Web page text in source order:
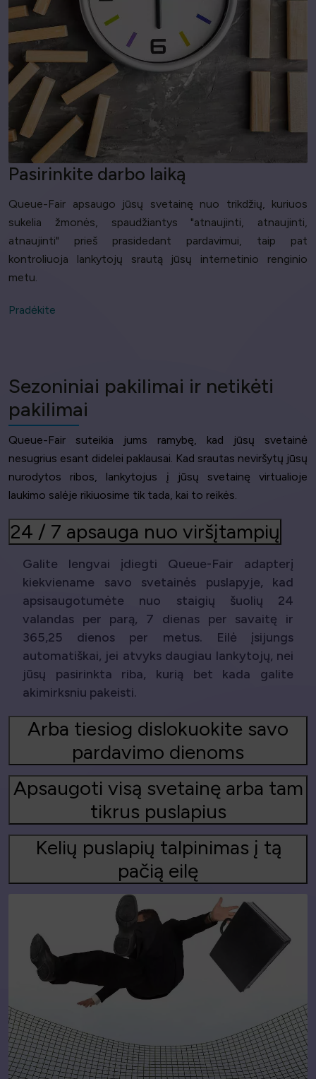
Pasirinkite darbo laiką
Queue-Fair apsaugo jūsų svetainę nuo trikdžių, kuriuos
sukelia žmonės, spaudžiantys "atnaujinti, atnaujinti,
atnaujinti" prieš prasidedant pardavimui, taip pat
kontroliuoja lankytojų srautą jūsų internetinio renginio
metu.
Pradėkite
Sezoniniai pakilimai ir netikėti
pakilimai
Queue-Fair suteikia jums ramybę, kad jūsų svetainė
nesugrius esant didelei paklausai. Kad srautas neviršytų jūsų
nurodytos ribos, lankytojus į jūsų svetainę virtualioje
laukimo salėje rikiuosime tik tada, kai to reikės.
24 / 7 apsauga nuo viršįtampių
Galite lengvai įdiegti Queue-Fair adapterį
kiekviename savo svetainės puslapyje, kad
apsisaugotumėte nuo staigių šuolių 24
valandas per parą, 7 dienas per savaitę ir
365,25 dienos per metus. Eilė įsijungs
automatiškai, jei atvyks daugiau lankytojų, nei
jūsų pasirinkta riba, kurią bet kada galite
akimirksniu pakeisti.
Arba tiesiog dislokuokite savo
pardavimo dienoms
Apsaugoti visą svetainę arba tam
tikrus puslapius
Kelių puslapių talpinimas į tą
pačią eilę